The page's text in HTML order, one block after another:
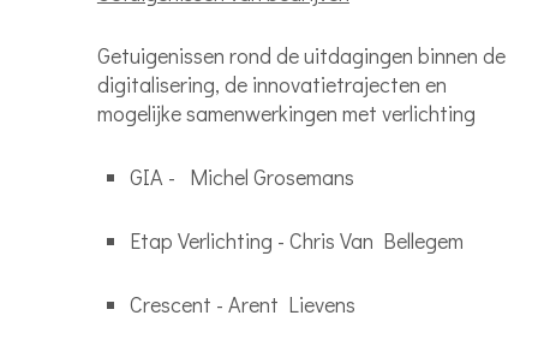
Getuigenissen rond de uitdagingen binnen de
digitalisering, de innovatietrajecten en
mogelijke samenwerkingen met verlichting
GIA - Michel Grosemans
Etap Verlichting - Chris Van Bellegem
Crescent - Arent Lievens